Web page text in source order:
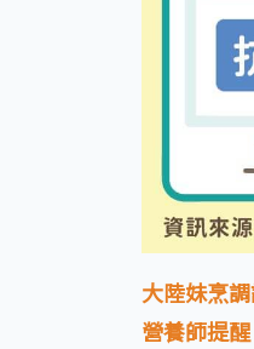
大陸妹烹
營養師提